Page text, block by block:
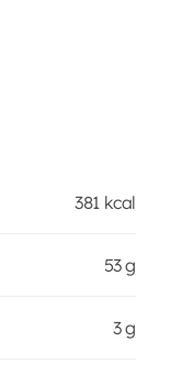
381 kcal
53 g
3 g